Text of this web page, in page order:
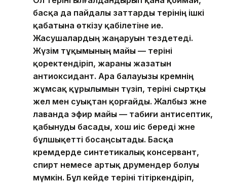
басқа да пайдалы заттарды терінің ішкі
қабатына өткізу қабілетіне ие.
Жасушалардың жаңаруын тездетеді.
Жүзім тұқымының майы — теріні
қоректендіріп, жараны жазатын
антиоксидант. Ара балауызы кремнің
жұмсақ құрылымын түзіп, теріні сыртқы
жел мен суықтан қорғайды. Жалбыз және
лаванда эфир майы — табиғи антисептик,
қабынуды басады, хош иіс береді және
бұлшықетті босаңсытады. Басқа
кремдерде синтетикалық консервант,
спирт немесе артық дәрумендер болуы
мүмкін. Бұл кейде теріні тітіркендіріп,